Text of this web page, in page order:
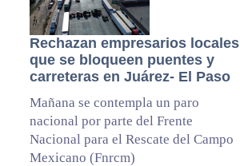
Rechazan empresarios locales
que se bloqueen puentes y
carreteras en Juárez- El Paso
Mañana se contempla un paro
nacional por parte del Frente
Nacional para el Rescate del Campo
Mexicano (Fnrcm)